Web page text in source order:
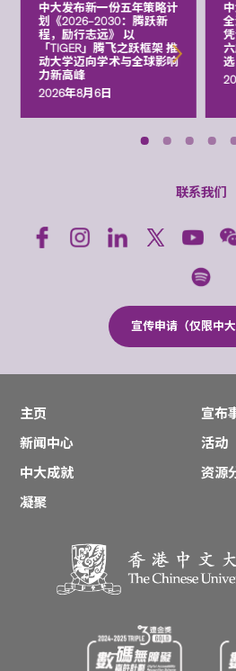
中大发布新一份五年策略计
划《2026‒2030：腾跃新
程，励行志远》 以
「TIGER」腾飞之跃框架 推
动大学迈向学术与全球影响
力新高峰
2026年8月6日
联系我们
宣传申请（仅限中大
主页
宣布
新闻中心
活动
中大成就
资源
凝聚